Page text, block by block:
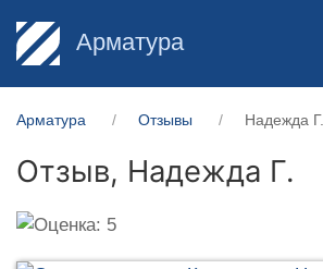
Арматура
Арматура Отзывы Надежда Г.
Отзыв, Надежда Г.